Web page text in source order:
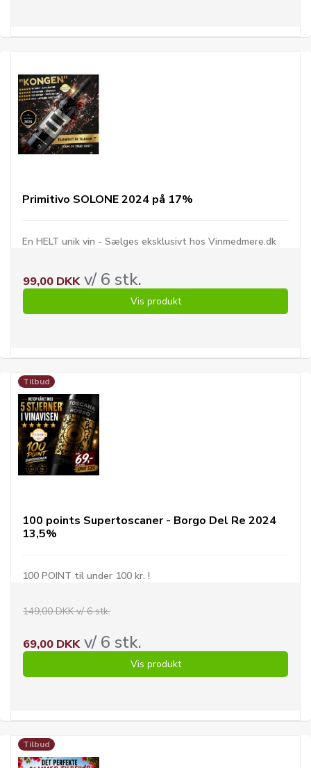
Primitivo SOLONE 2024 på 17%
En HELT unik vin - Sælges eksklusivt hos Vinmedmere.dk
99,00 DKKv/ 6 stk.
Vis produkt
Tilbud
100 points Supertoscaner - Borgo Del Re 2024
13,5%
100 POINT til under 100 kr. !
149,00 DKK v/ 6 stk.
69,00 DKKv/ 6 stk.
Vis produkt
Tilbud